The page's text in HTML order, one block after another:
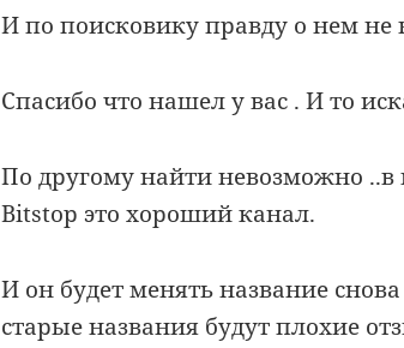
И по поисковику правду о нем не
Спасибо что нашел у вас . И то
По другому найти невозможно ..в
Bitstop это хороший канал.
И он будет менять название
старые названия будут плохие